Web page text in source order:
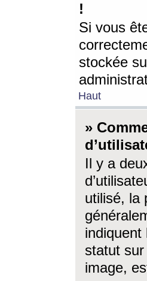
!
Si vous
stockée
Haut
»
Il y a
utilisé, la
indiquent
statut
image,